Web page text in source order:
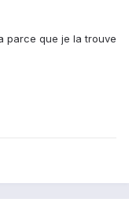
parce que je la trouve